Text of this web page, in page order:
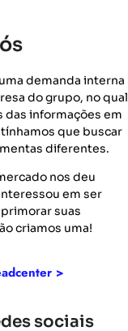
demanda interna
do grupo, no qual
das informações em
que buscar
diferentes.
nos deu
em ser
suas
criamos uma!
>
sociais